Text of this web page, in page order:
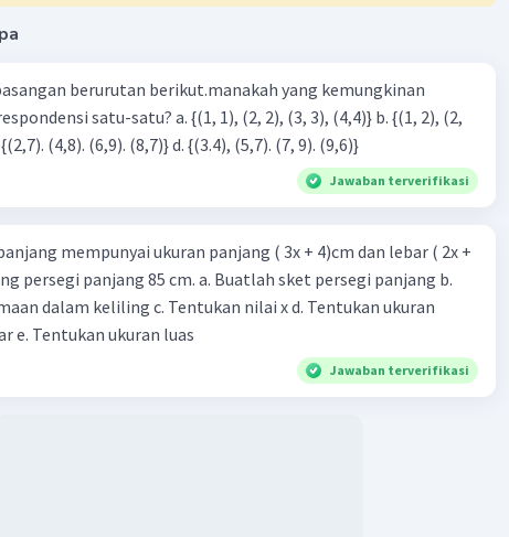
berurutan berikut.manakah yang kemungkinan
3), (3, 4). (4,5)} c. {(2,7). (4,8). (6,9). (8,7)} d. {(3.4), (5,7). (7, 9). (9,6)}
Jawaban terverifikasi
mempunyai ukuran panjang ( 3x + 4)cm dan lebar ( 2x +
persegi panjang 85 cm. a. Buatlah sket persegi panjang b.
dalam keliling c. Tentukan nilai x d. Tentukan ukuran
e. Tentukan ukuran luas
Jawaban terverifikasi